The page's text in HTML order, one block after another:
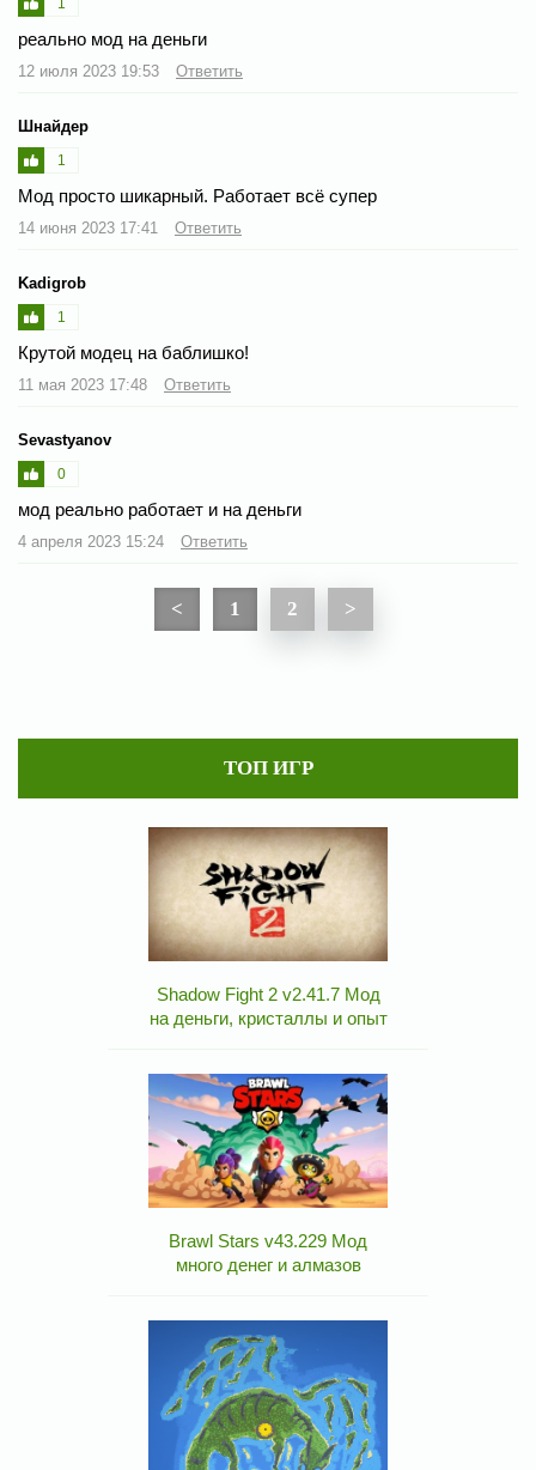
1
реально мод на деньги
12 июля 2023 19:53 Ответить
Шнайдер
1
Мод просто шикарный. Работает всё супер
14 июня 2023 17:41 Ответить
Kadigrob
1
Крутой модец на баблишко!
11 мая 2023 17:48 Ответить
Sevastyanov
0
мод реально работает и на деньги
4 апреля 2023 15:24 Ответить
< 1 2 >
ТОП ИГР
Shadow Fight 2 v2.41.7 Мод
на деньги, кристаллы и опыт
Brawl Stars v43.229 Мод
много денег и алмазов